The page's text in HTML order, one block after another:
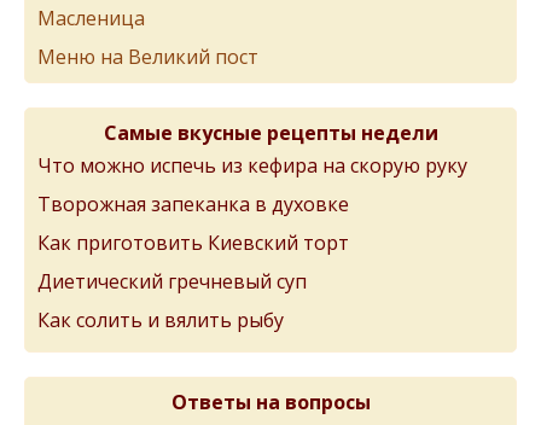
Масленица
Меню на Великий пост
Самые вкусные рецепты недели
Что можно испечь из кефира на скорую руку
Творожная запеканка в духовке
Как приготовить Киевский торт
Диетический гречневый суп
Как солить и вялить рыбу
Ответы на вопросы